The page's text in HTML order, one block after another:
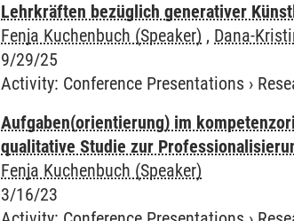
Lehrkräften bezüglich generativer
Fenja Kuchenbuch (Speaker) , Dana-
9/29/25
Activity: Conference Presentations ›
Aufgaben(orientierung) im
qualitative Studie zur
Fenja Kuchenbuch (Speaker)
3/16/23